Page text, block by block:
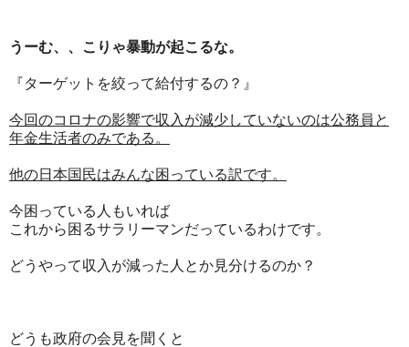
うーむ、、こりゃ暴動が起こるな。
『ターゲットを絞って給付するの？』
今回のコロナの影響で収入が減少していないのは公務員と
年金生活者のみである。
他の日本国民はみんな困っている訳です。
今困っている人もいれば
これから困るサラリーマンだっているわけです。
どうやって収入が減った人とか見分けるのか？
どうも政府の会見を聞くと